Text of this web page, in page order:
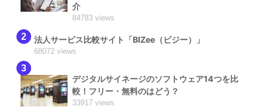
介
84783 views
2 法人サービス比較サイト「BIZee（ビジー）」
68072 views
3
デジタルサイネージのソフトウェア14つを比
較！フリー・無料のはどう？
33917 views